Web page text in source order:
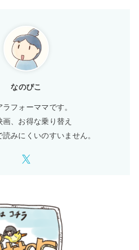
なのぴこ
フォーママです。
、お得な乗り替え
みにくいのすいません。